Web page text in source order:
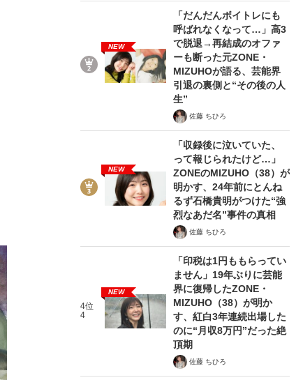
NEW
「だんだんボイトレにも
呼ばれなくなって…」高3
で脱退→再結成のオファ
ーも断った元ZONE・
MIZUHOが語る、芸能界
引退の裏側と“その後の人
生”
佐藤 ちひろ
NEW
「収録後に泣いていた、
って報じられたけど…」
ZONEのMIZUHO（38）が
明かす、24年前にとんね
るず石橋貴明がつけた“強
烈なあだ名”事件の真相
佐藤 ちひろ
4位
4
NEW
「印税は1円ももらってい
ません」19年ぶりに芸能
界に復帰したZONE・
MIZUHO（38）が明か
す、紅白3年連続出場した
のに“月収8万円”だった絶
頂期
佐藤 ちひろ